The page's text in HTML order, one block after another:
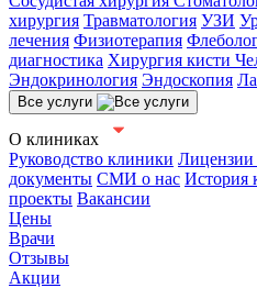
хирургия Травматология УЗИ
лечения Физиотерапия
диагностика Хирургия кисти
Эндокринология Эндоскопия
Все услуги
О клиниках
Руководство клиники Лицензии
документы СМИ о нас История
проекты Вакансии
Цены
Врачи
Отзывы
Акции